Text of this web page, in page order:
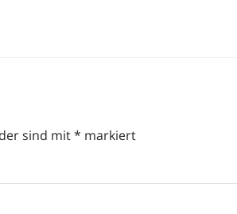
sind mit* markiert